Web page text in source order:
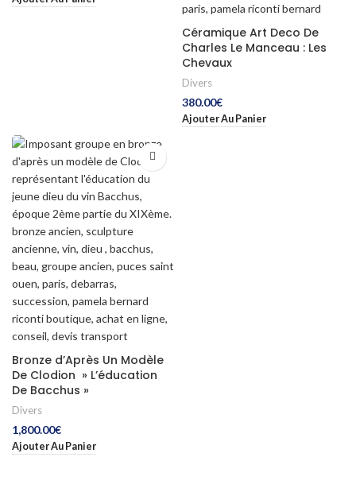
Céramique Art Deco De
Charles Le Manceau : Les
Chevaux
Divers
380.00€
Ajouter Au Panier
Bronze d’Après Un Modèle
De Clodion » L’éducation
De Bacchus »
Divers
1,800.00€
Ajouter Au Panier